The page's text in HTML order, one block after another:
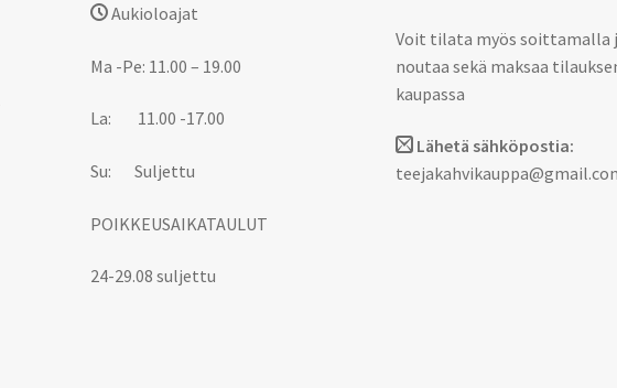
Aukioloajat
Ma -Pe: 11.00 – 19.00
La: 11.00 -17.00
Su: Suljettu
POIKKEUSAIKATAULUT
24-29.08 suljettu
Voit tilata myös soittamalla
noutaa sekä maksaa
kaupassa
Lähetä sähköpostia: